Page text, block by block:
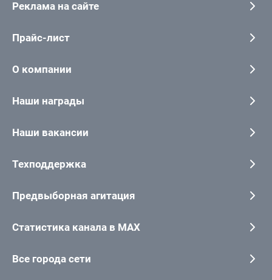
Реклама на сайте
Прайс-лист
О компании
Наши награды
Наши вакансии
Техподдержка
Предвыборная агитация
Статистика канала в MAX
Все города сети